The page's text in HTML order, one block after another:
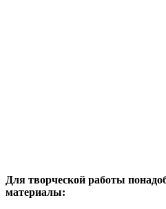
Для творческой работы
материалы: